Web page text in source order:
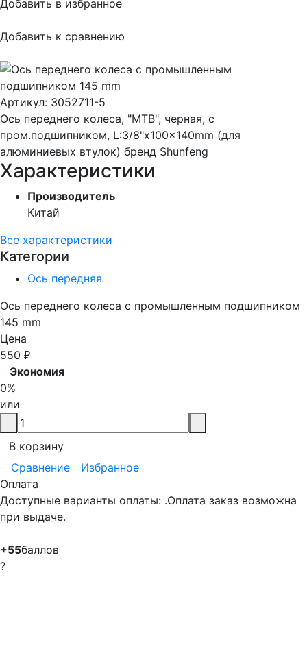
Добавить в избранное
Добавить к сравнению
Артикул: 3052711-5
Ось переднего колеса, "МТВ", черная, с
пром.подшипником, L:3/8"x100x140mm (для
алюминиевых втулок) бренд Shunfeng
Характеристики
Производитель
Китай
Все характеристики
Категории
Ось передняя
Ось переднего колеса с промышленным подшипником
145 mm
Цена
550 ₽
Экономия
0%
или
В корзину
Сравнение
Избранное
Оплата
Доступные варианты оплаты: .Оплата заказ возможна
при выдаче.
+55баллов
?